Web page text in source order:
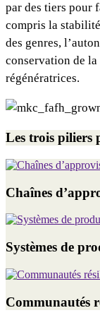
par des tiers pour
compris la
des genres,
conservation de
régénératrices.
Les trois piliers
Chaînes
Systèmes de
Communautés